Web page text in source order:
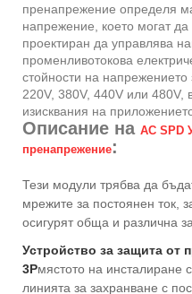
пренапрежение определя
напрежение, което могат
проектиран да управлява
променливотокова
стойности на
220V, 380V, 440V или 480V,
изисквания на
Описание на AC SPD
пренапрежение:
Тези модули трябва да
мрежите за постоянен ток,
осигурят обща и различна
Устройство за защита от
3Pмястото на инсталиране
линията за захранване с